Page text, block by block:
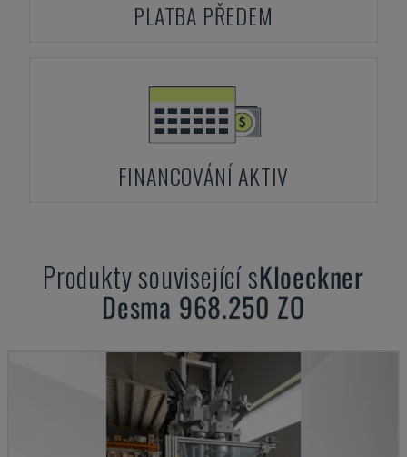
PLATBA PŘEDEM
FINANCOVÁNÍ AKTIV
Produkty související sKloeckner
Desma 968.250 ZO